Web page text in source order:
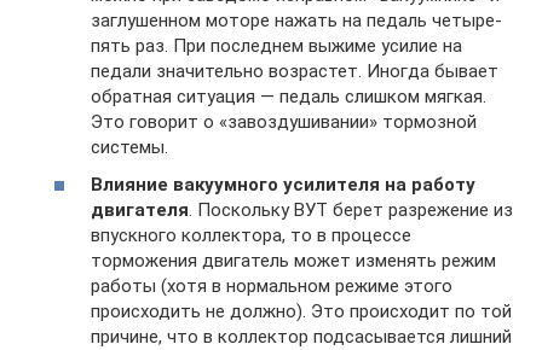
заглушенном моторе нажать на педаль четыре-
пять раз. При последнем выжиме усилие на
педали значительно возрастет. Иногда бывает
обратная ситуация — педаль слишком мягкая.
Это говорит о «завоздушивании» тормозной
системы.
Влияние вакуумного усилителя на работу
двигателя. Поскольку ВУТ берет разрежение из
впускного коллектора, то в процессе
торможения двигатель может изменять режим
работы (хотя в нормальном режиме этого
происходить не должно). Это происходит по той
причине, что в коллектор подсасывается лишний